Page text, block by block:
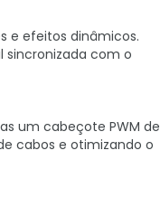
e efeitos dinâmicos.
sincronizada com o
um cabeçote PWM de
cabos e otimizando o